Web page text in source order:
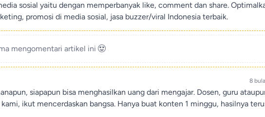
sosial yaitu dengan memperbanyak like, comment dan share.
promosi di media sosial, jasa buzzer/viral Indonesia terbaik.
mengomentari artikel ini
8
siapapun bisa menghasilkan uang dari mengajar. Dosen, guru
ikut mencerdaskan bangsa. Hanya buat konten 1 minggu, hasilnya